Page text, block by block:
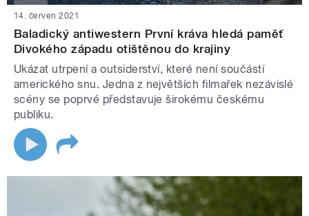
14. červen 2021
Baladický antiwestern První kráva hledá paměť
Divokého západu otištěnou do krajiny
Ukázat utrpení a outsiderství, které není součástí
amerického snu. Jedna z největších filmařek nezávislé
scény se poprvé představuje širokému českému
publiku.